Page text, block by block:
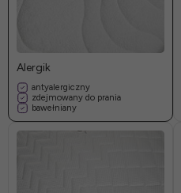
Alergik
antyalergiczny
zdejmowany do prania
bawełniany